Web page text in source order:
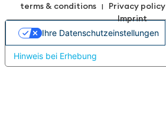
terms & conditions | Privacy policy
Imprint
Hinweis bei Erhebung
Ihre Datenschutzeinstellungen